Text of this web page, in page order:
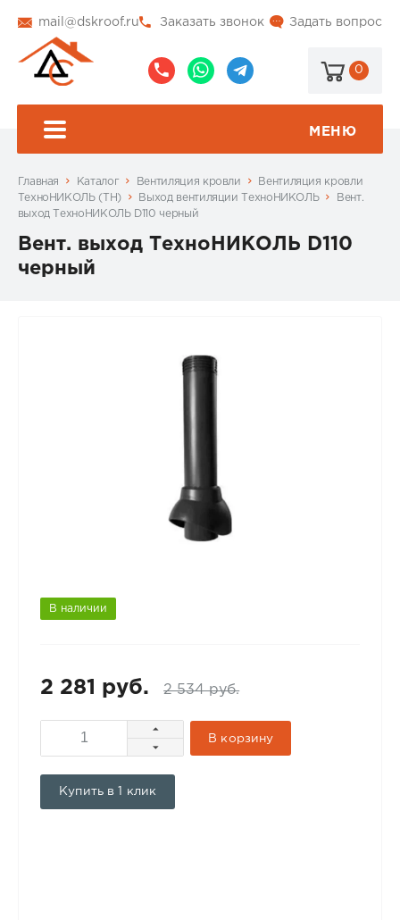
mail@dskroof.ru Задать вопрос
Заказать звонок
0
МЕНЮ
Главная Каталог Вентиляция кровли
Вентиляция кровли
ТехноНИКОЛЬ (ТН)
Выход вентиляции ТехноНИКОЛЬ
Вент.
выход ТехноНИКОЛЬ D110 черный
Вент. выход ТехноНИКОЛЬ D110
черный
В наличии
2 281 руб. 2 534 руб.
В корзину
Купить в 1 клик